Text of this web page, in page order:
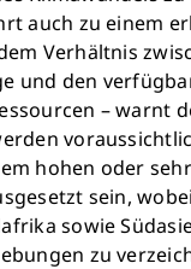
auch zu einem
Verhältnis
und den
– warnt
hohen oder
sein,
sowie
zu
Cent am Tag
z.B. monatlich
zur
Kindheit,
Leben retten